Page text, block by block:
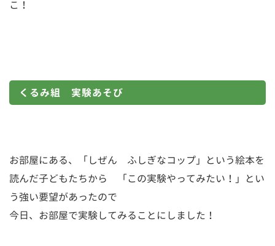
こ！
くるみ組 実験あそび
お部屋にある、「しぜん ふしぎなコップ」という絵本を
読んだ子どもたちから 「この実験やってみたい！」とい
う強い要望があったので
今日、お部屋で実験してみることにしました！